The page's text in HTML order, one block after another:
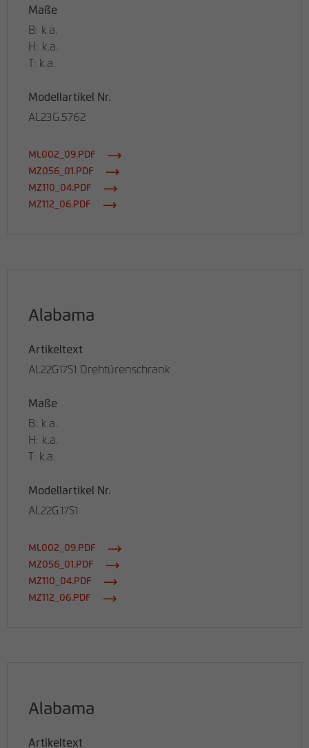
Maße
B: k.a.
H: k.a.
T: k.a.
Modellartikel Nr.
AL23G.5762
ML002_09.PDF
MZ056_01.PDF
MZ110_04.PDF
MZ112_06.PDF
Alabama
Artikeltext
AL22G17S1 Drehtürenschrank
Maße
B: k.a.
H: k.a.
T: k.a.
Modellartikel Nr.
AL22G.17S1
ML002_09.PDF
MZ056_01.PDF
MZ110_04.PDF
MZ112_06.PDF
Alabama
Artikeltext